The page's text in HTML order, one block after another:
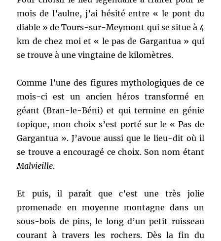
mois de l’aulne, j’ai hésité entre « le pont du
diable » de Tours-sur-Meymont qui se situe à 4
km de chez moi et « le pas de Gargantua » qui
se trouve à une vingtaine de kilomètres.
Comme l’une des figures mythologiques de ce
mois-ci est un ancien héros transformé en
géant (Bran-le-Béni) et qui termine en génie
topique, mon choix s’est porté sur le « Pas de
Gargantua ». J’avoue aussi que le lieu-dit où il
se trouve a encouragé ce choix. Son nom étant
Malvieille.
Et puis, il paraît que c’est une très jolie
promenade en moyenne montagne dans un
sous-bois de pins, le long d’un petit ruisseau
courant à travers les rochers. Dès la fin du